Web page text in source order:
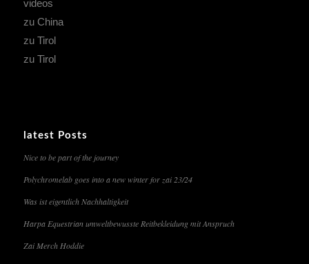
videos
zu China
zu Tirol
zu Tirol
latest Posts
Nice to be part of the journey
Polychromelab goes into a new winter for zai 23/24
Was ist eigentlich Nachhaltigkeit
Harpa Equestrian umweltbewusste Reitbekleidung mit Anspruch
Zai Merch Hoddie